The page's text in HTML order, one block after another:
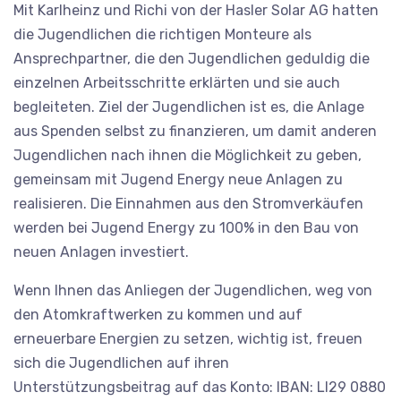
Mit Karlheinz und Richi von der Hasler Solar AG hatten
die Jugendlichen die richtigen Monteure als
Ansprechpartner, die den Jugendlichen geduldig die
einzelnen Arbeitsschritte erklärten und sie auch
begleiteten. Ziel der Jugendlichen ist es, die Anlage
aus Spenden selbst zu finanzieren, um damit anderen
Jugendlichen nach ihnen die Möglichkeit zu geben,
gemeinsam mit Jugend Energy neue Anlagen zu
realisieren. Die Einnahmen aus den Stromverkäufen
werden bei Jugend Energy zu 100% in den Bau von
neuen Anlagen investiert.
Wenn Ihnen das Anliegen der Jugendlichen, weg von
den Atomkraftwerken zu kommen und auf
erneuerbare Energien zu setzen, wichtig ist, freuen
sich die Jugendlichen auf ihren
Unterstützungsbeitrag auf das Konto: IBAN: LI29 0880